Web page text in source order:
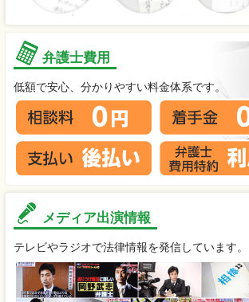
弁護士費用
低額で安心、分かりやすい料金体系です。
メディア出演情報
テレビやラジオで法律情報を発信しています。